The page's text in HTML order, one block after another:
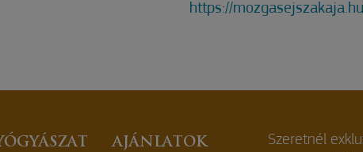
https://
AJÁNLATOK
Szeretnél